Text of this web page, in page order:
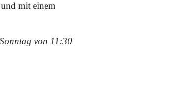
mit einem
von 11:30